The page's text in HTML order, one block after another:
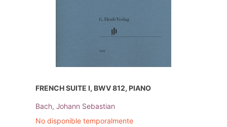
FRENCH SUITE I, BWV 812, PIANO
Bach, Johann Sebastian
No disponible temporalmente